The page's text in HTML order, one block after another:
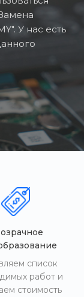
У нас есть
список
работ и
стоимость